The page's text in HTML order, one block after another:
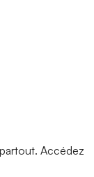
Accédez